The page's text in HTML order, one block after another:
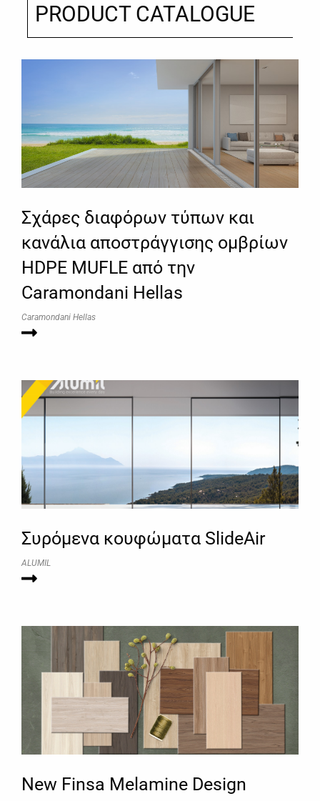
PRODUCT CATALOGUE
Σχάρες διαφόρων τύπων και
κανάλια αποστράγγισης ομβρίων
HDPE MUFLE από την
Caramondani Hellas
Caramondani Hellas
Συρόμενα κουφώματα SlideAir
ALUMIL
New Finsa Melamine Design